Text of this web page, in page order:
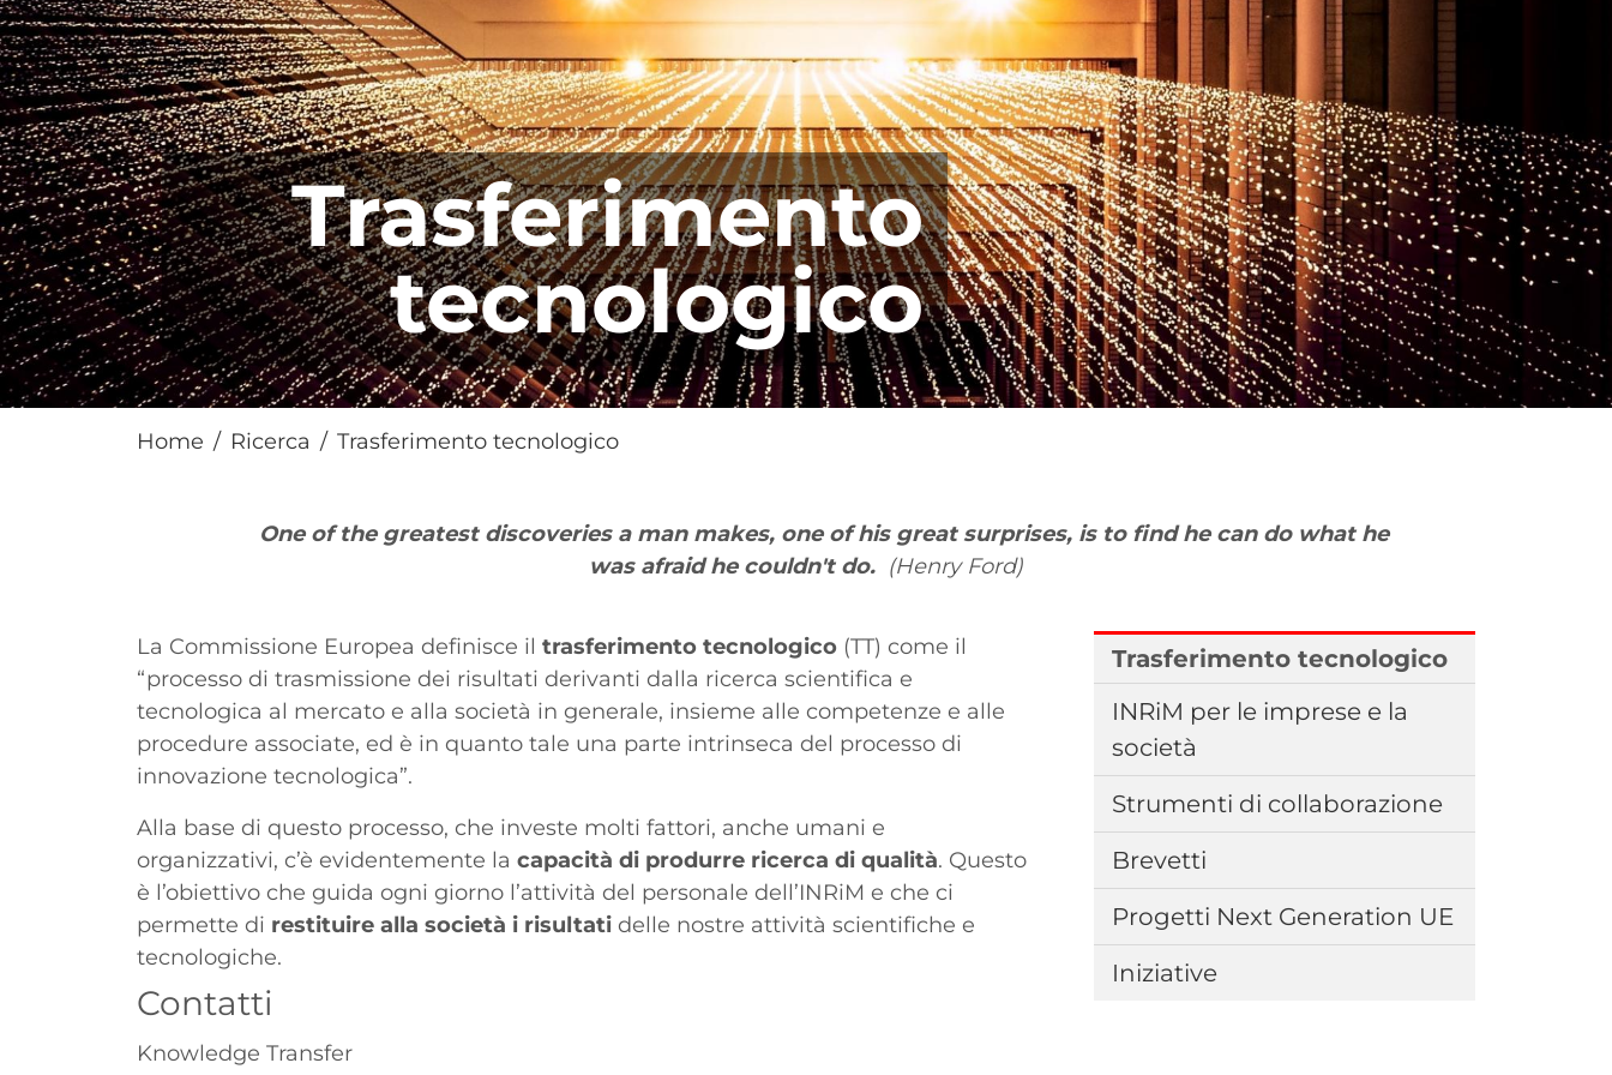
Trasferimento
tecnologico
Home Ricerca Trasferimento tecnologico
Abstract
One of the greatest discoveriesa man makes, one ofhis great surprises, isto findhe can do whathe
was afraidhe couldn'tdo. (Henry Ford)
Paragrafo
La Commissione Europea definisce il trasferimento tecnologico (TT) come il
“processo di trasmissione dei risultati derivanti dalla ricerca scientifica e
tecnologica al mercato e alla società in generale, insieme alle competenze e alle
procedure associate, ed è in quanto tale una parte intrinseca del processo di
innovazione tecnologica”.
Alla base di questo processo, che investe molti fattori, anche umani e
organizzativi, c’è evidentemente la capacità di produrre ricerca di qualità. Questo
è l’obiettivo che guida ogni giorno l’attività del personale dell’INRiM e che ci
permette di restituire alla società i risultati delle nostre attività scientifiche e
tecnologiche.
Contatti
Knowledge Transfer
Trasferimento tecnologico
INRiM per le imprese e la
società
Strumenti di collaborazione
Brevetti
Progetti Next Generation UE
Iniziative